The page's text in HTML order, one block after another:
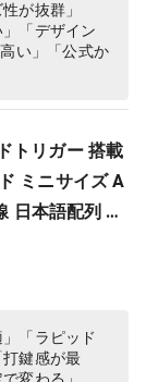
が抜群」
「デザイン
い」「公式か
トリガー 搭載
ミニサイズ A
日本語配列 O
inー1アクシ
ラック
「ラピッド
鍵感が最